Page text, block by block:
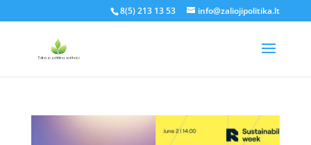
8(5) 213 13 53 info@zaliojipolitika.lt